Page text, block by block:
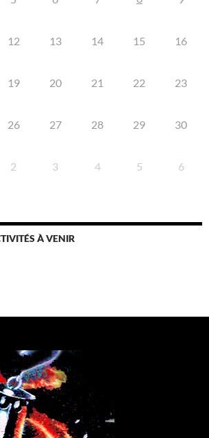
12 13 14 15 16
19 20 21 22 23
26 27 28 29 30
2 3 4 5 6
À VENIR